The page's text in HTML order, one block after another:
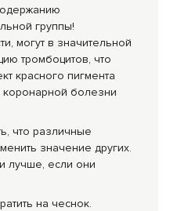
группы!
могут в значительной
тромбоцитов, что
красного пигмента
коронарной болезни
что различные
значение других.
лучше, если они
на чеснок.